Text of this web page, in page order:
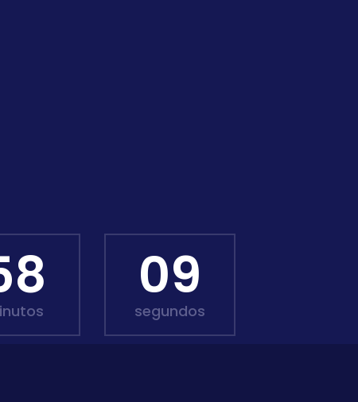
08
segundos